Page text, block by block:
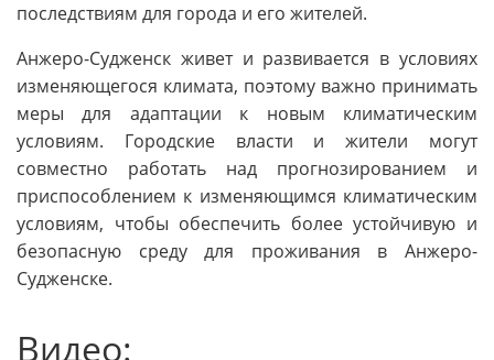
последствиям для города и его жителей.
Анжеро-Судженск живет и развивается в условиях
изменяющегося климата, поэтому важно принимать
меры для адаптации к новым климатическим
условиям. Городские власти и жители могут
совместно работать над прогнозированием и
приспособлением к изменяющимся климатическим
условиям, чтобы обеспечить более устойчивую и
безопасную среду для проживания в Анжеро-
Судженске.
Видео: